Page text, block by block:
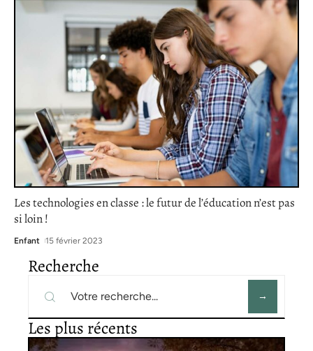
Les technologies en classe : le futur de l’éducation n’est pas
si loin !
Enfant 15 février 2023
Recherche
Les plus récents